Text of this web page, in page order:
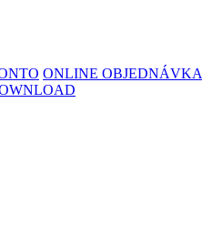
ONLINE OBJEDNÁVKA